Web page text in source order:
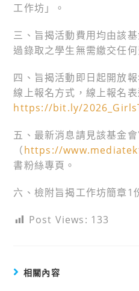
工作坊」。
三、旨揭活動費用均由該
過錄取之學生無需繳交任何
四、旨揭活動即日起開放
線上報名方式，線上報名表
https://bit.ly/
五、最新消息請見該基金
（https://
書粉絲專頁。
六、檢附旨揭工作坊簡章1
Post Views: 133
相關內容